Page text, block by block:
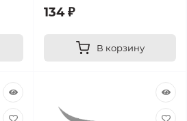
134 ₽
В корзину